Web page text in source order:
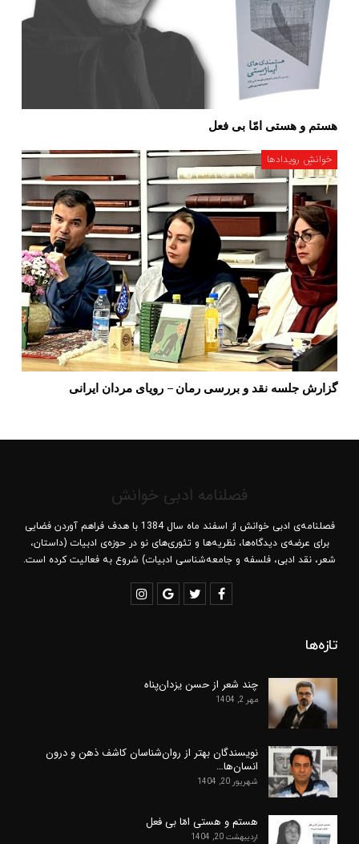
هستم و هستی امّا بی فعل
خوانشِ رویدادها
گزارش جلسه نقد و بررسی رمان – رویای مردان ایرانی
فصلنامه ادبی خوانش
فصلنامه‌ی ادبی خوانش از اسفند ماه سال 1384 با هدف فراهم آوردن فضایی
برای عرضه‌ی دیدگاه‌ها، نظریه‌ها و تئوری‌های نو در حوزه‌ی ادبیات (داستان،
شعر، نقد ادبی، فلسفه و جامعه‌شناسی ادبیات) شروع به فعالیت کرده است.
تازه‌ها
چند شعر از حسن یزدان‌پناه
مهر 2, 1404
نویسندگان بهتر از روان‌شناسان کاشف ذهن و درون
انسان‌ها…
شهریور 20, 1404
هستم و هستی امّا بی فعل
اردیبهشت 20, 1404